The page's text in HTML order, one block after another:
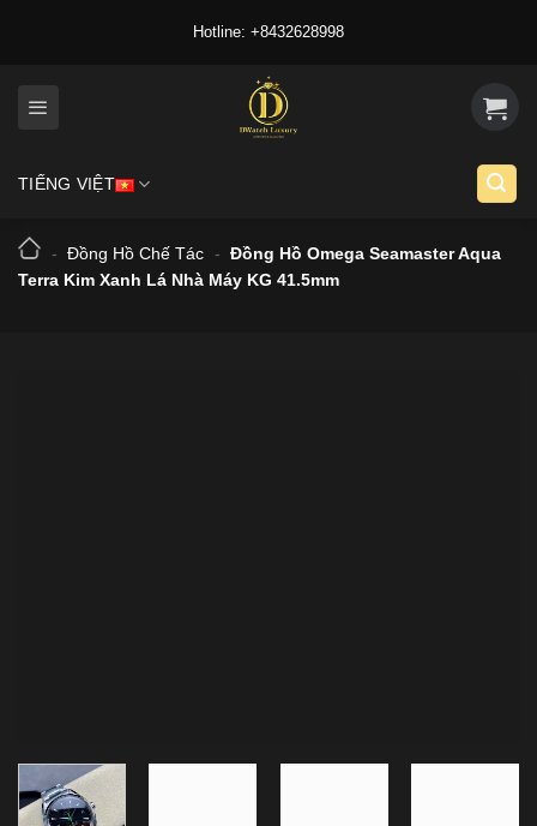
Hotline: +8432628998
TIẾNG VIỆT
- Đồng Hồ Chế Tác - Đồng Hồ Omega Seamaster Aqua
Terra Kim Xanh Lá Nhà Máy KG 41.5mm